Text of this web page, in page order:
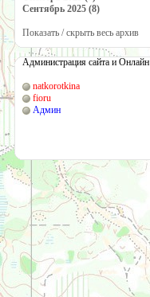
Сентябрь 2025 (8)
Показать / скрыть весь архив
Администрация сайта и Онлайн
natkorotkina
fioru
Админ